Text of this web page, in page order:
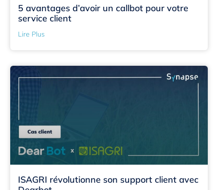
5 avantages d’avoir un callbot pour votre
service client
Lire Plus
ISAGRI révolutionne son support client avec